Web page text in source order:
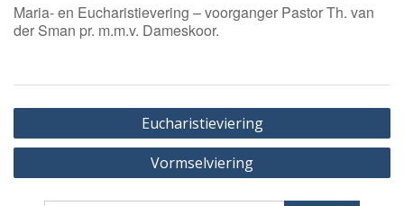
Maria- en Eucharistievering – voorganger Pastor Th. van
der Sman pr. m.m.v. Dameskoor.
Bericht
navigatie
Eucharistieviering
Vormselviering